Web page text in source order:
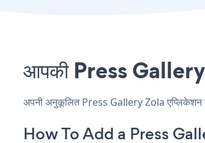
आपकी Press Gallery
अपनी अनुकूलित Press Gallery Zola एप्लिकेशन
How To Add a Press